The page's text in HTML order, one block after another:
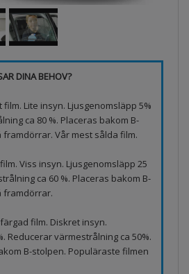
DINA BEHOV?
film. Lite insyn. Ljusgenomsläpp 5%
ca 80 %. Placeras bakom B-
framdörrar. Vår mest sålda film.
Viss insyn. Ljusgenomsläpp 25
ca 60 %. Placeras bakom B-
framdörrar.
film. Diskret insyn.
Reducerar värmestrålning ca 50%.
B-stolpen. Populäraste filmen